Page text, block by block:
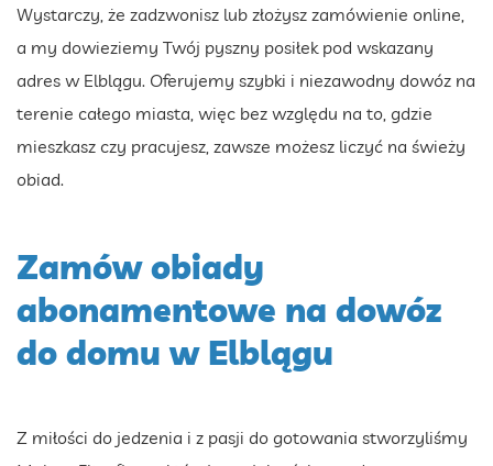
Wystarczy, że zadzwonisz lub złożysz zamówienie online,
a my dowieziemy Twój pyszny posiłek pod wskazany
adres w Elblągu. Oferujemy szybki i niezawodny dowóz na
terenie całego miasta, więc bez względu na to, gdzie
mieszkasz czy pracujesz, zawsze możesz liczyć na świeży
obiad.
Zamów obiady
abonamentowe na dowóz
do domu w Elblągu
Z miłości do jedzenia i z pasji do gotowania stworzyliśmy